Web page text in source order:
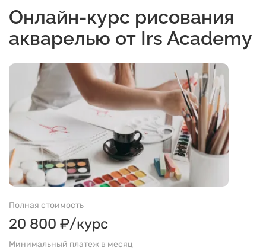
Онлайн-курс рисования
акварелью от Irs Academy
Полная стоимость
20 800 ₽/курс
Минимальный платеж в месяц